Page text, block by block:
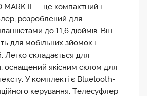
MARK II — це компактний і
розроблений для
до 11,6 дюймів. Він
для мобільних зйомок і
Легко складається для
оснащений якісним склом для
У комплекті є Bluetooth-
керування. Телесуфлер